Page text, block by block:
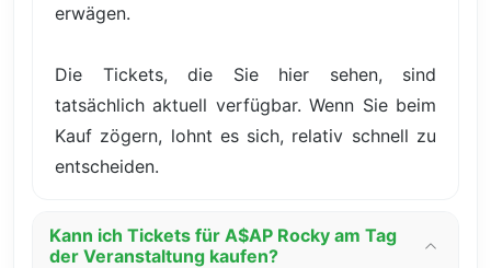
erwägen.
Die Tickets, die Sie hier sehen, sind
tatsächlich aktuell verfügbar. Wenn Sie beim
Kauf zögern, lohnt es sich, relativ schnell zu
entscheiden.
Kann ich Tickets für A$AP Rocky am Tag
der Veranstaltung kaufen?